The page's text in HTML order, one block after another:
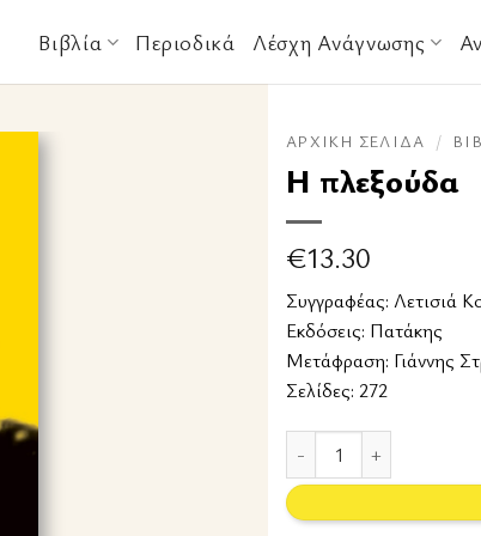
Βιβλία Περιοδικά Λέσχη Ανάγνωσης
ΑΡΧΙΚΉ ΣΕΛΊΔΑ /
Η πλεξούδα
€13.30
Συγγραφέας: Λετισιά
Εκδόσεις: Πατάκης
Μετάφραση: Γιάννης
Σελίδες: 272